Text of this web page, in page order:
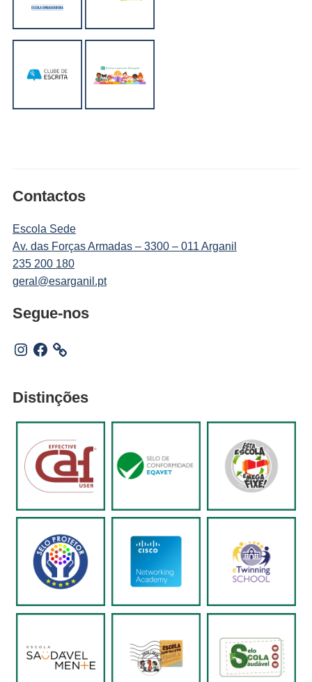
Contactos
Escola Sede
Av. das Forças Armadas – 3300 – 011 Arganil
235 200 180
geral@esarganil.pt
Segue-nos
Instagram
Facebook
Distinções